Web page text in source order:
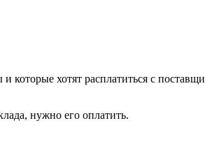
которые хотят расплатиться с
нужно его оплатить.